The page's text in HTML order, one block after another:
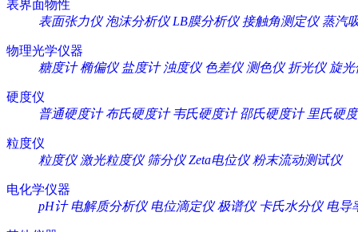
表界面物性
表面张力仪 泡沫分析仪 LB膜分析仪 接触角测定仪 蒸汽
物理光学仪器
糖度计 椭偏仪 盐度计 浊度仪 色差仪 测色仪 折光仪 旋光
硬度仪
普通硬度计 布氏硬度计 韦氏硬度计 邵氏硬度计 里氏硬
粒度仪
粒度仪 激光粒度仪 筛分仪 Zeta电位仪 粉末流动测试仪
电化学仪器
pH计 电解质分析仪 电位滴定仪 极谱仪 卡氏水分仪 电导